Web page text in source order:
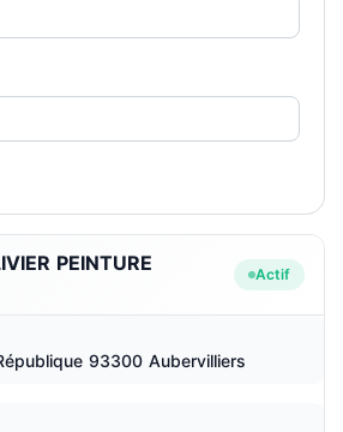
PEINTURE
Actif
93300 Aubervilliers